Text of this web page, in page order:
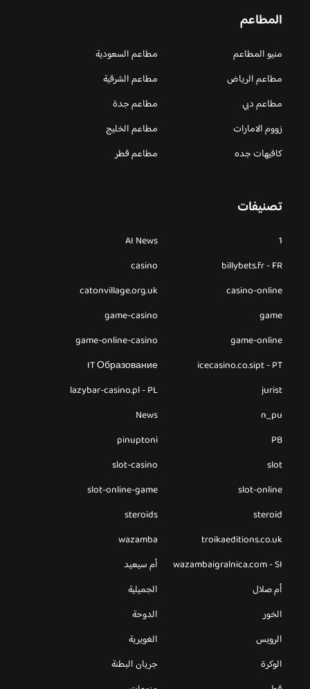
المطاعم
منيو المطاعم
مطاعم السعودية
مطاعم الرياض
مطاعم الشرقية
مطاعم دبي
مطاعم جدة
زووم الامارات
مطاعم الخليج
كافيهات جده
مطاعم قطر
تصنيفات
1
AI News
billybets.fr - FR
casino
casino-online
catonvillage.org.uk
game
game-casino
game-online
game-online-casino
icecasino.co.sipt - PT
IT Образование
jurist
lazybar-casino.pl - PL
n_pu
News
PB
pinuptoni
slot
slot-casino
slot-online
slot-online-game
steroid
steroids
troikaeditions.co.uk
wazamba
wazambaigralnica.com - SI
أم سيعيد
أم صلال
الجميلية
الخور
الدوحة
الرويس
الغويرية
الوكرة
جريان البطنة